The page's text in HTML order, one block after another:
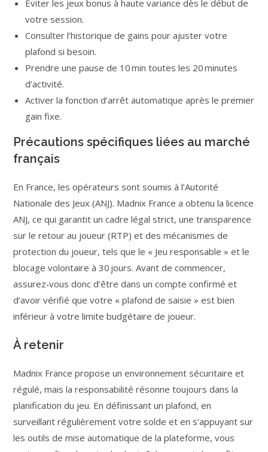
Éviter les jeux bonus à haute variance dès le début de
votre session.
Consulter l’historique de gains pour ajuster votre
plafond si besoin.
Prendre une pause de 10 min toutes les 20 minutes
d’activité.
Activer la fonction d’arrêt automatique après le premier
gain fixe.
Précautions spécifiques liées au marché
français
En France, les opérateurs sont soumis à l’Autorité
Nationale des Jeux (ANJ). Madnix France a obtenu la licence
ANJ, ce qui garantit un cadre légal strict, une transparence
sur le retour au joueur (RTP) et des mécanismes de
protection du joueur, tels que le « Jeu responsable » et le
blocage volontaire à 30 jours. Avant de commencer,
assurez‑vous donc d’être dans un compte confirmé et
d’avoir vérifié que votre « plafond de saisie » est bien
inférieur à votre limite budgétaire de joueur.
À retenir
Madnix France propose un environnement sécuritaire et
régulé, mais la responsabilité résonne toujours dans la
planification du jeu. En définissant un plafond, en
surveillant régulièrement votre solde et en s’appuyant sur
les outils de mise automatique de la plateforme, vous